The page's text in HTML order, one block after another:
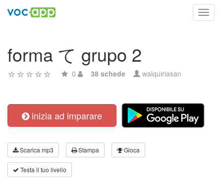
forma て grupo 2
0 38 schede walquiriasan
inizia ad imparare
Scarica mp3 Stampa Gioca
Testa il tuo livello